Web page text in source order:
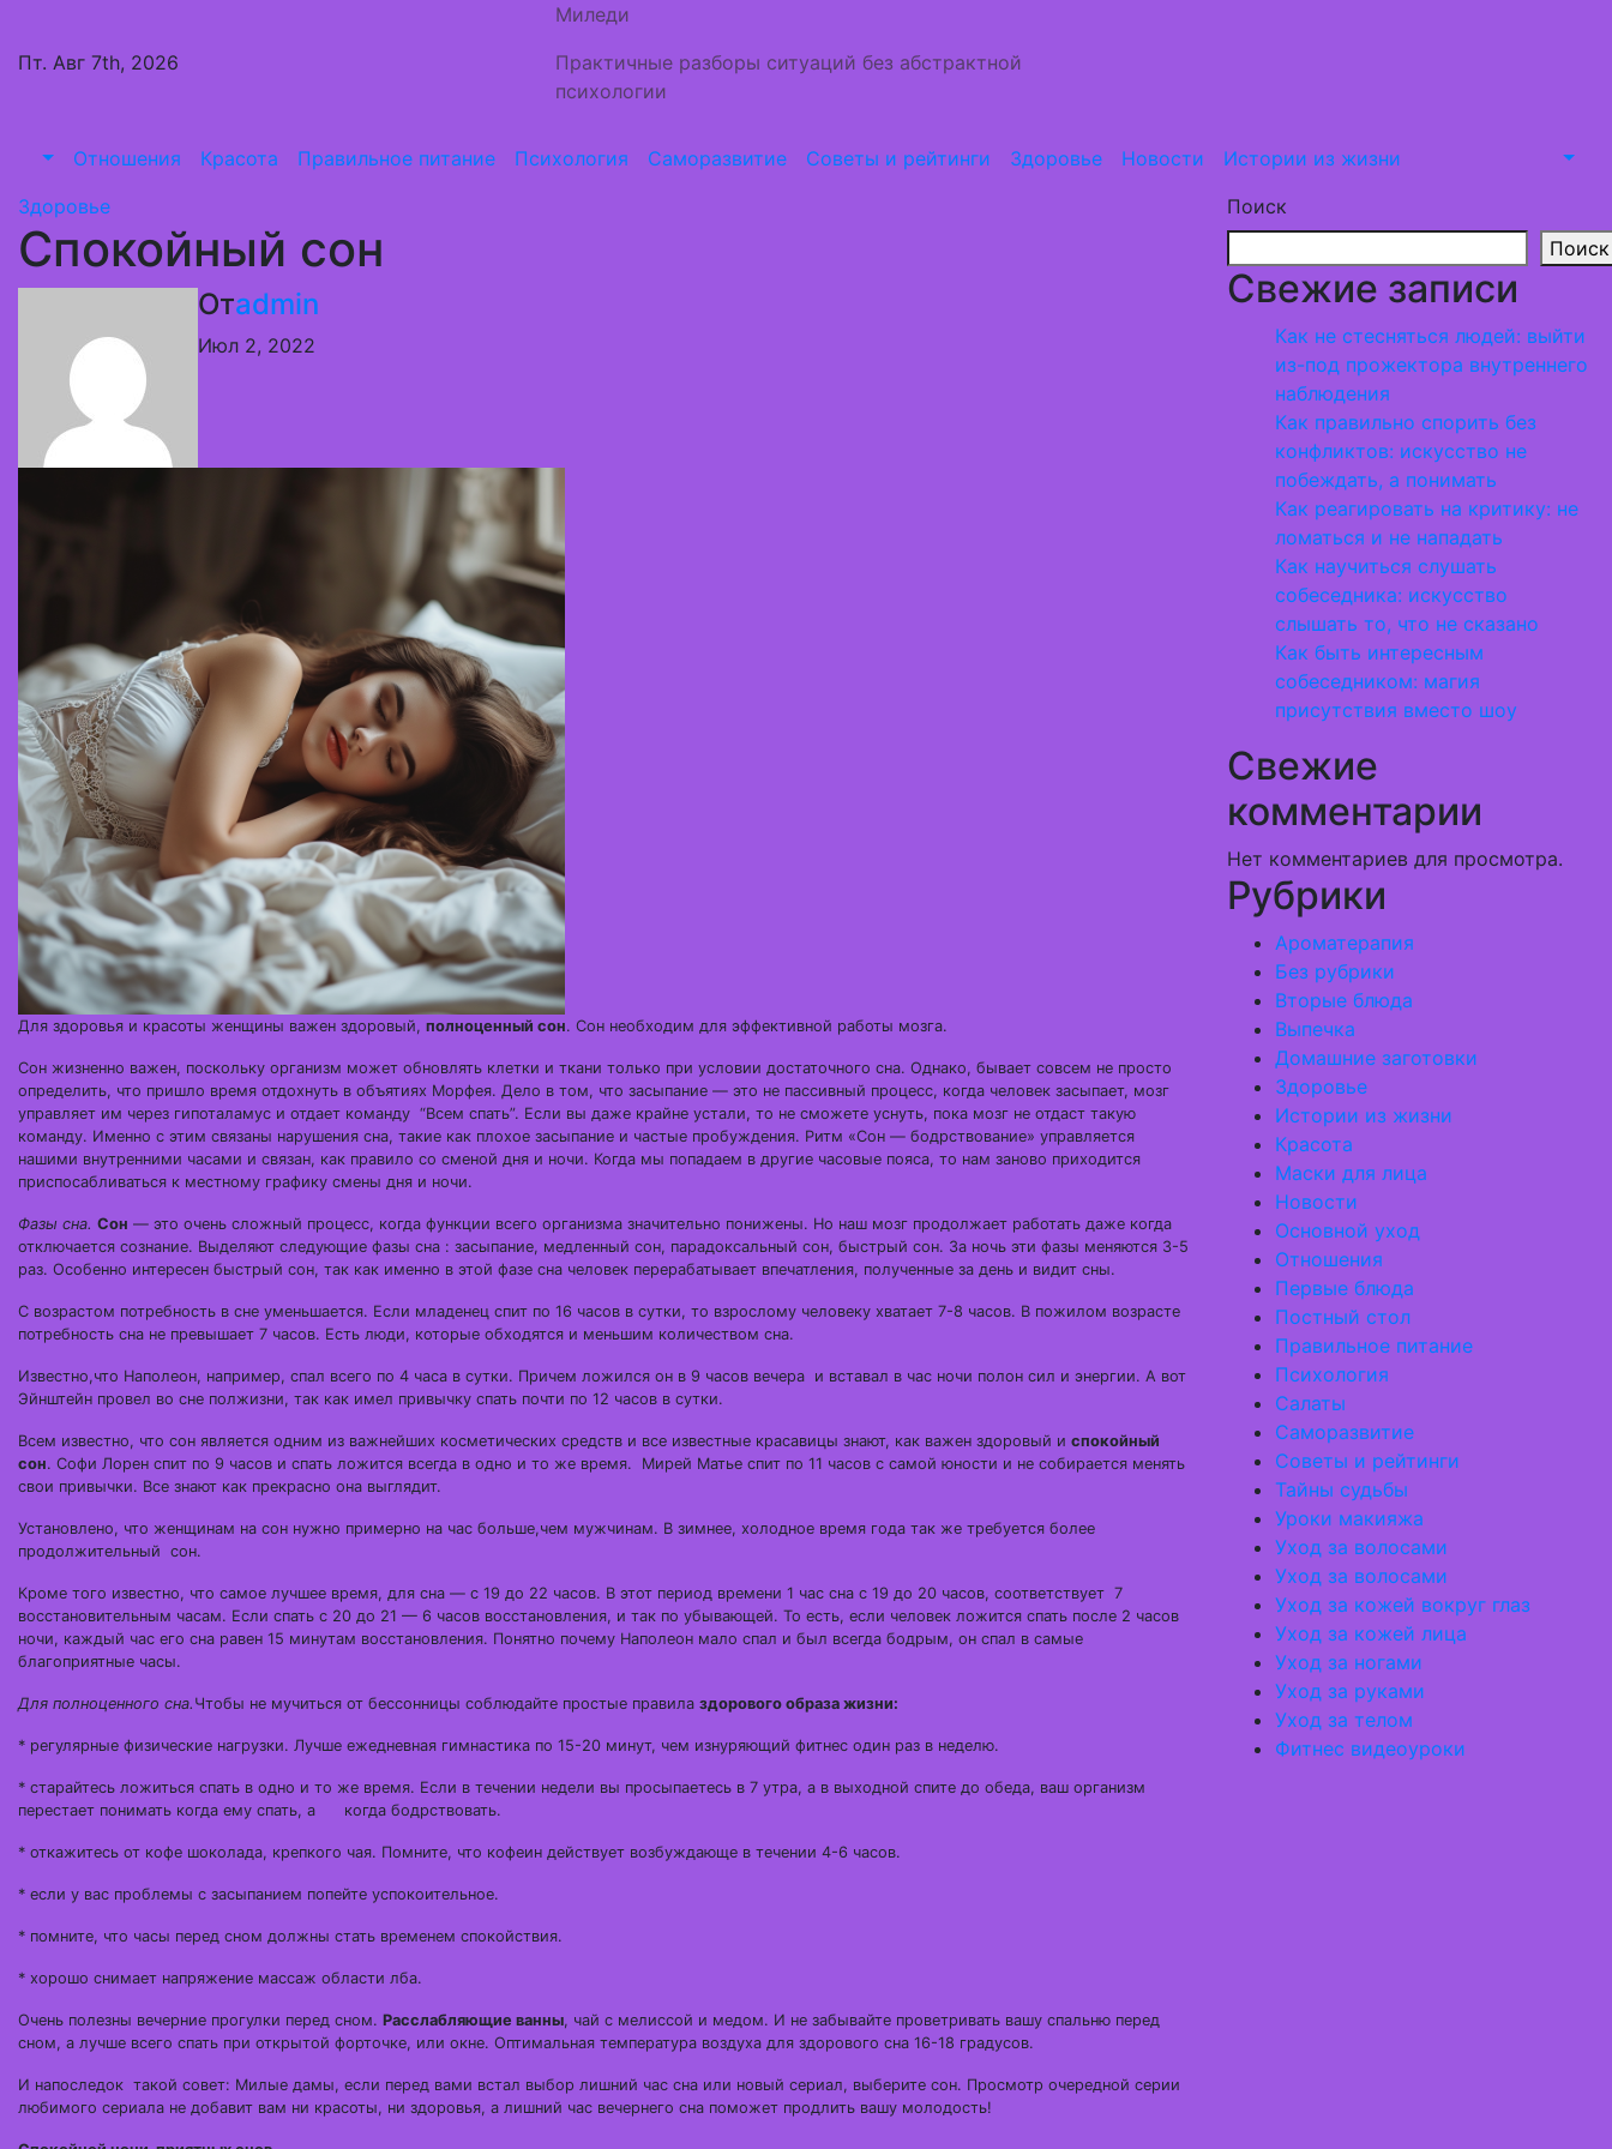
содержимому
Пт. Авг 7th, 2026
Миледи
Практичные разборы ситуаций без абстрактной
психологии
Отношения Красота Правильное питание Психология Саморазвитие Советы и рейтинги Здоровье Новости
Истории из жизни
Здоровье
Спокойный сон
Отadmin
Июл 2, 2022
Для здоровья и красоты женщины важен здоровый, полноценный сон. Сон необходим для эффективной работы мозга.
Сон жизненно важен, поскольку организм может обновлять клетки и ткани только при условии достаточного сна. Однако, бывает совсем не просто
определить, что пришло время отдохнуть в объятиях Морфея. Дело в том, что засыпание — это не пассивный процесс, когда человек засыпает, мозг
управляет им через гипоталамус и отдает команду “Всем спать”. Если вы даже крайне устали, то не сможете уснуть, пока мозг не отдаст такую
команду. Именно с этим связаны нарушения сна, такие как плохое засыпание и частые пробуждения. Ритм «Сон — бодрствование» управляется
нашими внутренними часами и связан, как правило со сменой дня и ночи. Когда мы попадаем в другие часовые пояса, то нам заново приходится
приспосабливаться к местному графику смены дня и ночи.
Фазы сна. Сон — это очень сложный процесс, когда функции всего организма значительно понижены. Но наш мозг продолжает работать даже когда
отключается сознание. Выделяют следующие фазы сна : засыпание, медленный сон, парадоксальный сон, быстрый сон. За ночь эти фазы меняются 3-5
раз. Особенно интересен быстрый сон, так как именно в этой фазе сна человек перерабатывает впечатления, полученные за день и видит сны.
С возрастом потребность в сне уменьшается. Если младенец спит по 16 часов в сутки, то взрослому человеку хватает 7-8 часов. В пожилом возрасте
потребность сна не превышает 7 часов. Есть люди, которые обходятся и меньшим количеством сна.
Известно,что Наполеон, например, спал всего по 4 часа в сутки. Причем ложился он в 9 часов вечера и вставал в час ночи полон сил и энергии. А вот
Эйнштейн провел во сне полжизни, так как имел привычку спать почти по 12 часов в сутки.
Всем известно, что сон является одним из важнейших косметических средств и все известные красавицы знают, как важен здоровый и спокойный
сон. Софи Лорен спит по 9 часов и спать ложится всегда в одно и то же время. Мирей Матье спит по 11 часов с самой юности и не собирается менять
свои привычки. Все знают как прекрасно она выглядит.
Установлено, что женщинам на сон нужно примерно на час больше,чем мужчинам. В зимнее, холодное время года так же требуется более
продолжительный сон.
Кроме того известно, что самое лучшее время, для сна — с 19 до 22 часов. В этот период времени 1 час сна с 19 до 20 часов, соответствует 7
восстановительным часам. Если спать с 20 до 21 — 6 часов восстановления, и так по убывающей. То есть, если человек ложится спать после 2 часов
ночи, каждый час его сна равен 15 минутам восстановления. Понятно почему Наполеон мало спал и был всегда бодрым, он спал в самые
благоприятные часы.
Для полноценного сна. Чтобы не мучиться от бессонницы соблюдайте простые правила здорового образа жизни:
* регулярные физические нагрузки. Лучше ежедневная гимнастика по 15-20 минут, чем изнуряющий фитнес один раз в неделю.
* старайтесь ложиться спать в одно и то же время. Если в течении недели вы просыпаетесь в 7 утра, а в выходной спите до обеда, ваш организм
перестает понимать когда ему спать, а когда бодрствовать.
* откажитесь от кофе шоколада, крепкого чая. Помните, что кофеин действует возбуждающе в течении 4-6 часов.
* если у вас проблемы с засыпанием попейте успокоительное.
* помните, что часы перед сном должны стать временем спокойствия.
* хорошо снимает напряжение массаж области лба.
Очень полезны вечерние прогулки перед сном. Расслабляющие ванны, чай с мелиссой и медом. И не забывайте проветривать вашу спальню перед
сном, а лучше всего спать при открытой форточке, или окне. Оптимальная температура воздуха для здорового сна 16-18 градусов.
И напоследок такой совет: Милые дамы, если перед вами встал выбор лишний час сна или новый сериал, выберите сон. Просмотр очередной серии
любимого сериала не добавит вам ни красоты, ни здоровья, а лишний час вечернего сна поможет продлить вашу молодость!
Поиск
Поиск
Свежие записи
Как не стесняться людей: выйти
из-под прожектора внутреннего
наблюдения
Как правильно спорить без
конфликтов: искусство не
побеждать, а понимать
Как реагировать на критику: не
ломаться и не нападать
Как научиться слушать
собеседника: искусство
слышать то, что не сказано
Как быть интересным
собеседником: магия
присутствия вместо шоу
Свежие
комментарии
Нет комментариев для просмотра.
Рубрики
Ароматерапия
Без рубрики
Вторые блюда
Выпечка
Домашние заготовки
Здоровье
Истории из жизни
Красота
Маски для лица
Новости
Основной уход
Отношения
Первые блюда
Постный стол
Правильное питание
Психология
Салаты
Саморазвитие
Советы и рейтинги
Тайны судьбы
Уроки макияжа
Уход за волосами
Уход за волосами
Уход за кожей вокруг глаз
Уход за кожей лица
Уход за ногами
Уход за руками
Уход за телом
Фитнес видеоуроки